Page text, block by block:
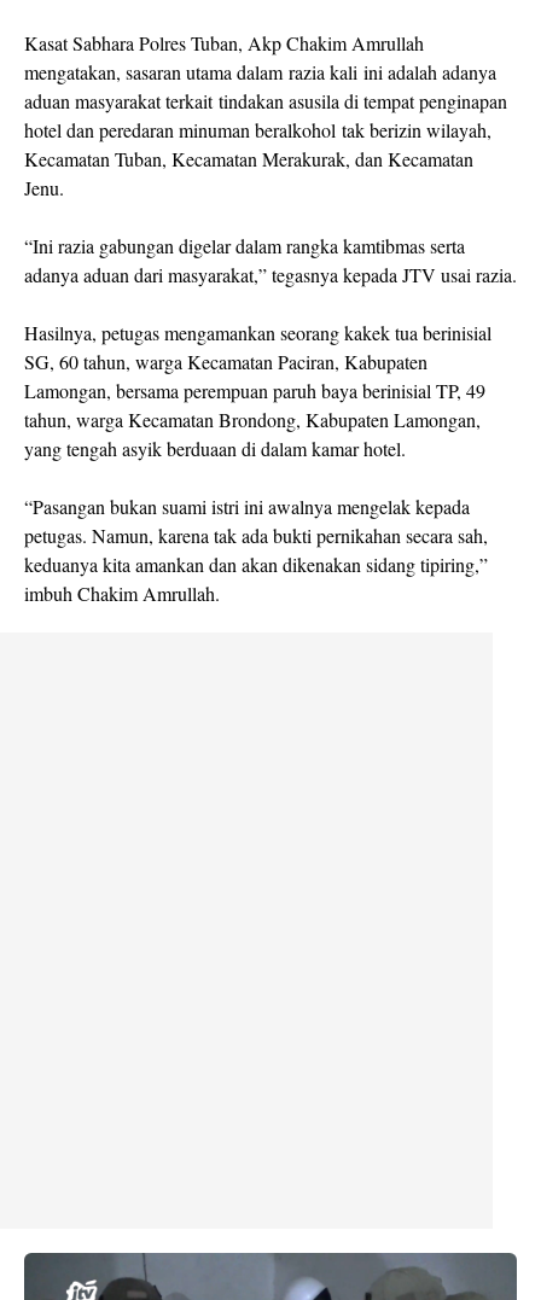
Kasat Sabhara Polres Tuban, Akp Chakim Amrullah
mengatakan, sasaran utama dalam razia kali ini adalah adanya
aduan masyarakat terkait tindakan asusila di tempat penginapan
hotel dan peredaran minuman beralkohol tak berizin wilayah,
Kecamatan Tuban, Kecamatan Merakurak, dan Kecamatan
Jenu.
“Ini razia gabungan digelar dalam rangka kamtibmas serta
adanya aduan dari masyarakat,” tegasnya kepada JTV usai razia.
Hasilnya, petugas mengamankan seorang kakek tua berinisial
SG, 60 tahun, warga Kecamatan Paciran, Kabupaten
Lamongan, bersama perempuan paruh baya berinisial TP, 49
tahun, warga Kecamatan Brondong, Kabupaten Lamongan,
yang tengah asyik berduaan di dalam kamar hotel.
“Pasangan bukan suami istri ini awalnya mengelak kepada
petugas. Namun, karena tak ada bukti pernikahan secara sah,
keduanya kita amankan dan akan dikenakan sidang tipiring,”
imbuh Chakim Amrullah.